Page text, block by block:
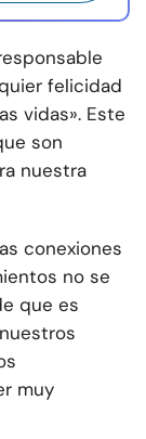
felicidad
vidas». Este
son
nuestra
conexiones
no se
que es
muy